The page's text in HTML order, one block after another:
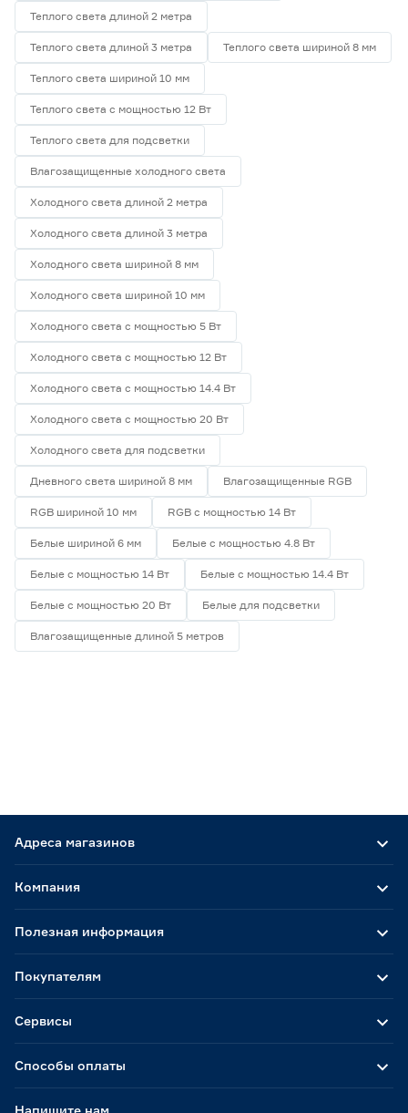
Теплого света длиной 2 метра
Теплого света длиной 3 метра Теплого света шириной 8 мм
Теплого света шириной 10 мм
Теплого света с мощностью 12 Вт
Теплого света для подсветки
Влагозащищенные холодного света
Холодного света длиной 2 метра
Холодного света длиной 3 метра
Холодного света шириной 8 мм
Холодного света шириной 10 мм
Холодного света с мощностью 5 Вт
Холодного света с мощностью 12 Вт
Холодного света с мощностью 14.4 Вт
Холодного света с мощностью 20 Вт
Холодного света для подсветки
Дневного света шириной 8 мм Влагозащищенные RGB
RGB шириной 10 мм RGB с мощностью 14 Вт
Белые шириной 6 мм Белые с мощностью 4.8 Вт
Белые с мощностью 14 Вт Белые с мощностью 14.4 Вт
Белые с мощностью 20 Вт Белые для подсветки
Влагозащищенные длиной 5 метров
Адреса магазинов
Способы оплаты
Компания
Полезная информация
Покупателям
Сервисы
Напишите нам